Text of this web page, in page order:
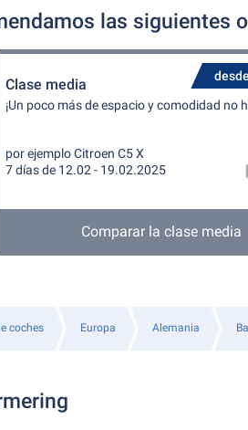
las siguientes
Clase media
¡Un poco más de espacio y comodidad no
por ejemplo Citroen C5 X
7 días de 12.02 - 19.02.2025
Comparar la clase media
coches Europa Alemania